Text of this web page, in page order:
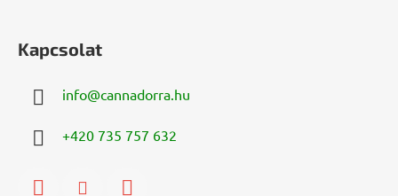
Kapcsolat
info@cannadorra.hu
+420 735 757 632